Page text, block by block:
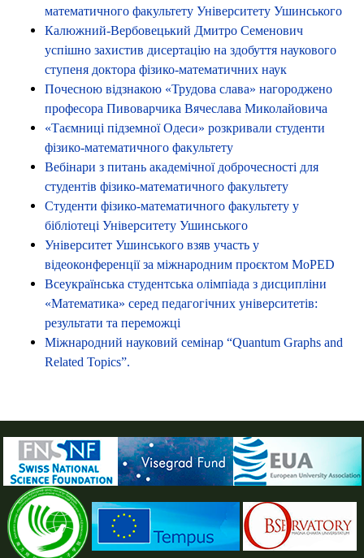
математичного факультету Університету Ушинського
Калюжний-Вербовецький Дмитро Семенович
успішно захистив дисертацію на здобуття наукового
ступеня доктора фізико-математичних наук
Почесною відзнакою «Трудова слава» нагороджено
професора Пивоварчика Вячеслава Миколайовича
«Таємниці підземної Одеси» розкривали студенти
фізико-математичного факультету
Вебінари з питань академічної доброчесності для
студентів фізико-математичного факультету
Студенти фізико-математичного факультету у
бібліотеці Університету Ушинського
Університет Ушинського взяв участь у
відеоконференції за міжнародним проєктом МоPED
Всеукраїнська студентська олімпіада з дисципліни
«Математика» серед педагогічних університетів:
результати та переможці
Міжнародний науковий семінар “Quantum Graphs and
Related Topics”.